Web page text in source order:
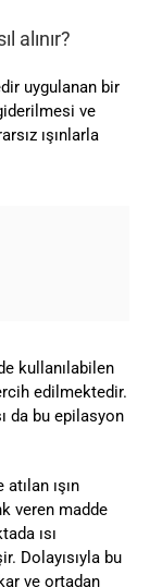
alınır?
uygulanan bir
ve
ışınlarla
kullanılabilen
edilmektedir.
da bu epilasyon
ışın
veren madde
ısı
Dolayısıyla bu
ve ortadan